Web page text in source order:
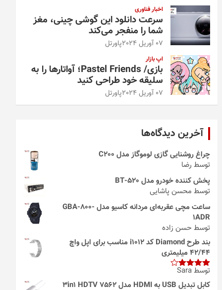
اخبار فناوری
سرعت دانلود این گوشی چینی، مغز
شما را منفجر می‌کند
07 آوریل 2024 پاورتل
اپ بازار
بازی/ Pastel Friends؛ آواتارها را به
سلیقه خود طراحی کنید
07 آوریل 2024 پاورتل
آخرین دیدگاه‌ها
چراغ روشنایی گازی لوموگاز مدل C200
توسط رضا
پخش کننده خودرو مدل 520-BT
توسط محسن پاشایی
ساعت مچی عقربه‌ای مردانه کاسیو مدل GBA-800-
1ADR
توسط حسن زاده
بند طرح Diamond کد i1012 مناسب برای اپل واچ
42/44 میلیمتری
امتیاز4
از 5
توسط Sara
کابل تبدیل USB به HDMI مدل 3in1 HDTV 7562